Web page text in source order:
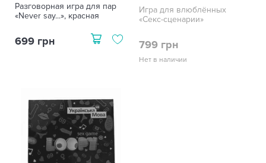
Разговорная игра для пар
«Never say...», красная
699 грн
Игра для влюблённых
«Секс-сценарии»
799 грн
Нет в наличии